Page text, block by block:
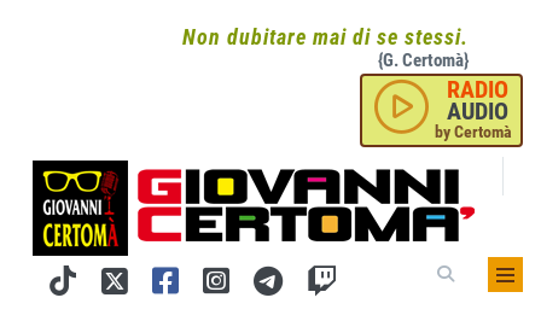
Non dubitare mai di se stessi.
{G. Certomà}
RADIO
AUDIO
by Certomà